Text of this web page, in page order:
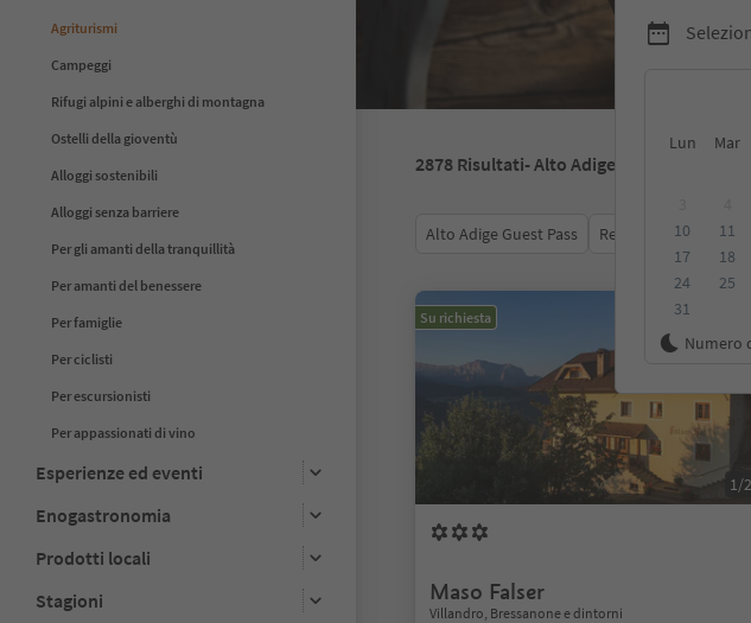
Agriturismi
Campeggi
Rifugi alpini e alberghi di montagna
Ostelli della gioventù
Alloggi sostenibili
Alloggi senza barriere
Per gli amanti della tranquillità
Per amanti del benessere
Per famiglie
Per ciclisti
Per escursionisti
Per appassionati di vino
Esperienze ed eventi
Enogastronomia
Prodotti locali
Stagioni
Lun Mar
10
11
17
18
24
25
31
Numero
2878 Risultati- Alto Adige
Alto Adige Guest Pass Recensioni
Su richiesta
1/
Maso Falser
Villandro, Bressanone e dintorni